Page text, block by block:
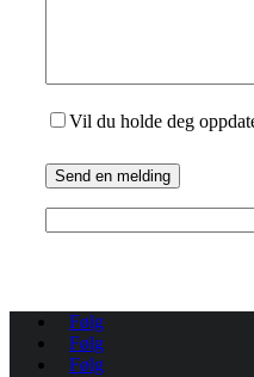
Vil du holde deg
Send en melding
Følg
Følg
Følg